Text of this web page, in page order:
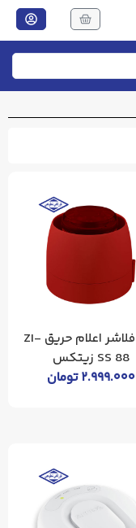
آژیر فلاشر اعلام حریق ZI-
SS 88 زیتکس
۲.۹۹۹.۰۰۰تومان